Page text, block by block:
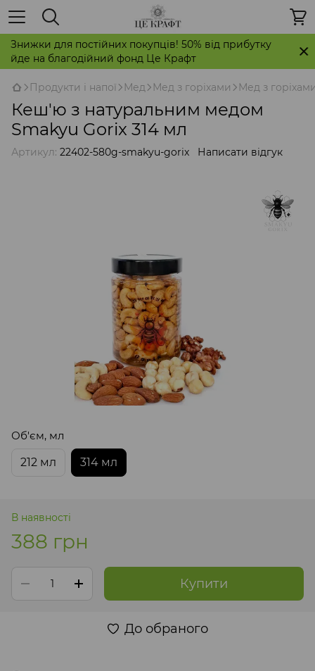
Знижки для постійних покупців! 50% від прибутку
йде на благодійний фонд Це Крафт
Продукти і напої Мед Мед з горіхами Мед з
Кеш'ю з натуральним медом
Smakyu Gorix 314 мл
Артикул: 22402-580g-smakyu-gorix Написати відгук
Об'єм, мл
212 мл
314 мл
В наявності
388 грн
Купити
До обраного